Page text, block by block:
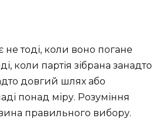
не тоді, коли воно погане
коли партія зібрана занадто
довгий шлях або
понад міру. Розуміння
правильного вибору.